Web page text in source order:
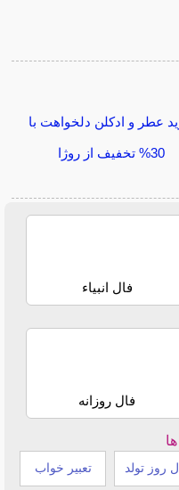
عطر و ادکلن دلخواهت با
30% تخفیف از روژا
فال انبیاء
فال روزانه
روز تولد تعبیر خواب